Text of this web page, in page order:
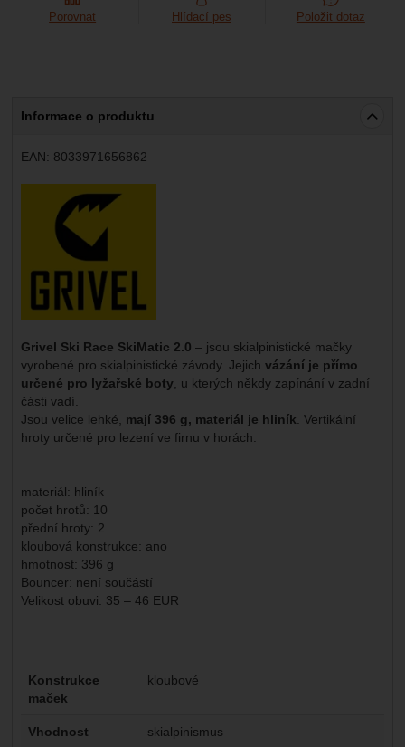
návštěv a zdroje návštěv našich internetových stránek.
Marketingové
Marketingové
abychom vás neobtěžovali nevhodnou
reklamou.
abychom vám mohli zobrazit vhodné obsahy nebo reklamy
Porovnat Hlídací pes Položit dotaz
Informace o produktu
EAN: 8033971656862
Grivel Ski Race SkiMatic 2.0 – jsou skialpinistické mačky
vyrobené pro skialpinistické závody. Jejich vázání je přímo
určené pro lyžařské boty , u kterých někdy zapínání v zadní
části vadí.
Jsou velice lehké, mají 396 g, materiál je hliník . Vertikální
hroty určené pro lezení ve firnu v horách.
materiál: hliník
počet hrotů: 10
přední hroty: 2
kloubová konstrukce: ano
hmotnost: 396 g
Bouncer: není součástí
Velikost obuvi: 35 – 46 EUR
Parametry
Konstrukce
maček
kloubové
Vhodnost skialpinismus